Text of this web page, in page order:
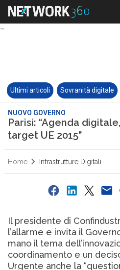
Ultimi articoli Sovranità digitale
NUOVO GOVERNO
Parisi: “Agenda
target UE 2015”
Home Infrastrutture Digitali
Il presidente di
l’allarme e invita il
mano il tema
coordinamento e un
Urgente anche la